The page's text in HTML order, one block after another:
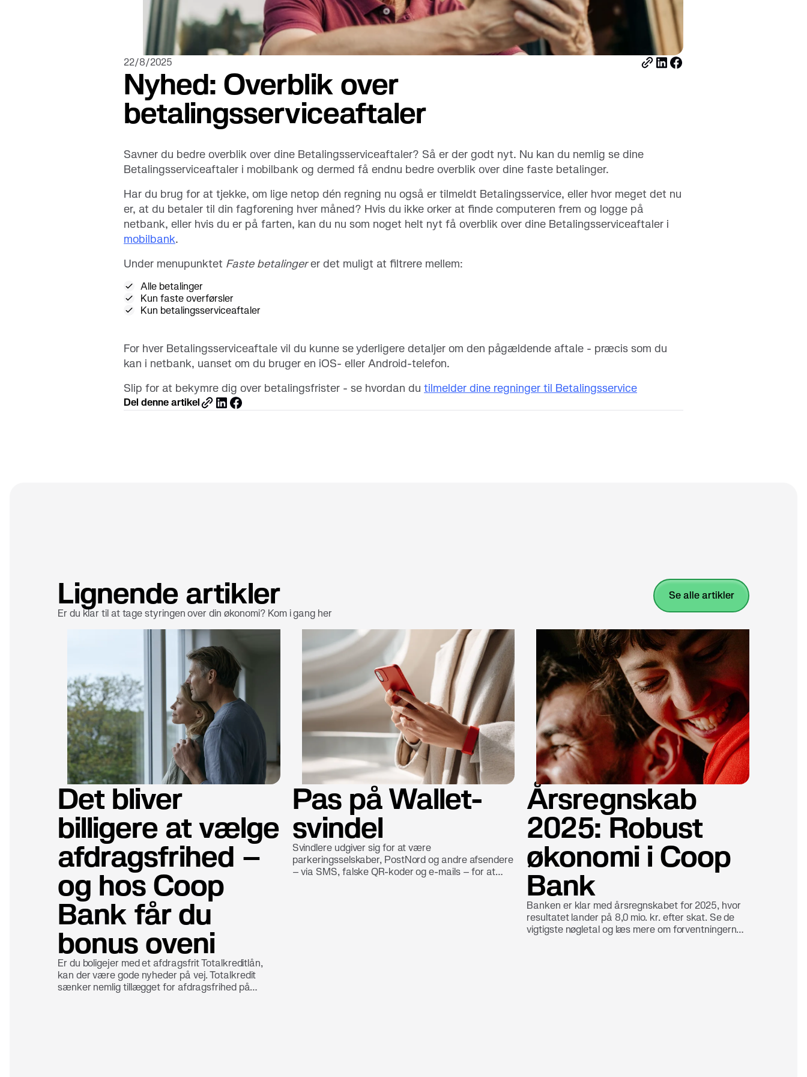
Kortets forbrugsgrænse
22/8/2025
Nyhed: Overblik over
betalingsserviceaftaler
Savner du bedre overblik over dine Betalingsserviceaftaler? Så er der godt nyt. Nu kan du nemlig se dine
Betalingsserviceaftaler i mobilbank og dermed få endnu bedre overblik over dine faste betalinger.
Har du brug for at tjekke, om lige netop dén regning nu også er tilmeldt Betalingsservice, eller hvor meget det nu
er, at du betaler til din fagforening hver måned? Hvis du ikke orker at finde computeren frem og logge på
netbank, eller hvis du er på farten, kan du nu som noget helt nyt få overblik over dine Betalingsserviceaftaler i
mobilbank.
Under menupunktet Faste betalingerer det muligt at filtrere mellem:
Alle betalinger
Kun faste overførsler
Kun betalingsserviceaftaler
For hver Betalingsserviceaftale vil du kunne se yderligere detaljer om den pågældende aftale - præcis som du
kan i netbank, uanset om du bruger en iOS- eller Android-telefon.
Slip for at bekymre dig over betalingsfrister - se hvordan du tilmelder dine regninger til Betalingsservice
Del denne artikel
Lignende artikler
Er du klar til at tage styringen over din økonomi? Kom i gang her
se alle artikler
Det bliver
billigere at vælge
afdragsfrihed –
og hos Coop
Bank får du
bonus oveni
Er du boligejer med et afdragsfrit Totalkreditlån,
kan der være gode nyheder på vej. Totalkredit
sænker nemlig tillægget for afdragsfrihed på
Pas på Wallet-
svindel
Svindlere udgiver sig for at være
parkeringsselskaber, PostNord og andre afsendere
– via SMS, falske QR-koder og e-mails – for at
Årsregnskab
2025: Robust
økonomi i Coop
Bank
Banken er klar med årsregnskabet for 2025, hvor
resultatet lander på 8,0 mio. kr. efter skat. Se de
vigtigste nøgletal og læs mere om forventningerne